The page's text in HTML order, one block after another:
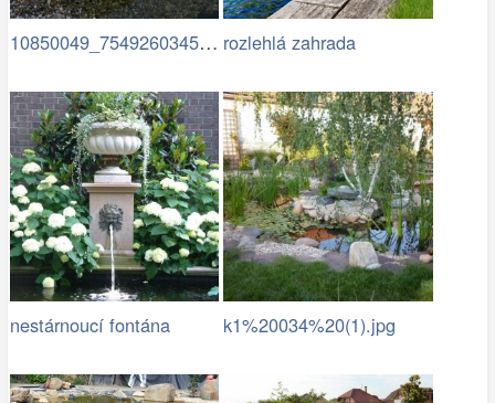
10850049_754926034583472… rozlehlá zahrada
nestárnoucí fontána k1%20034%20(1).jpg